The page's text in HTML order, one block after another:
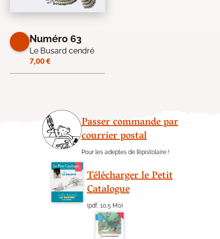
Numéro 63
Le Busard cendré
7,00€
Passer commande par
courrier postal
Pour les adeptes de l’épistolaire !
Télécharger le Petit
Catalogue
(pdf, 10,5 Mo)